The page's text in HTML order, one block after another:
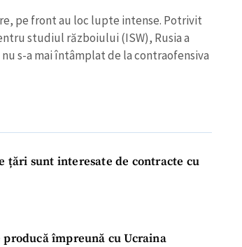
pe front au loc lupte intense. Potrivit
studiul războiului (ISW), Rusia a
s-a mai întâmplat de la contraofensiva
țări sunt interesate de contracte cu
împreună cu Ucraina
+ Încarcă imagine